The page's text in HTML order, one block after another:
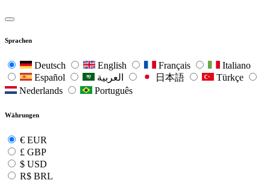
Sprachen
Deutsch English Français
Italiano
Español
日本語
Türkçe
Nederlands
Português
Währungen
€ EUR
£ GBP
$ USD
R$ BRL